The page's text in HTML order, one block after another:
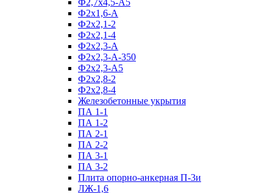
Ф2х1,6-А
Ф2х2,1-2
Ф2х2,1-4
Ф2х2,3-А
Ф2х2,3-А-350
Ф2х2,3-А5
Ф2х2,8-2
Ф2х2,8-4
Железобетонные укрытия
ПА 1-1
ПА 1-2
ПА 2-1
ПА 2-2
ПА 3-1
ПА 3-2
Плита опорно-анкерная П-3и
ЛЖ-1,6